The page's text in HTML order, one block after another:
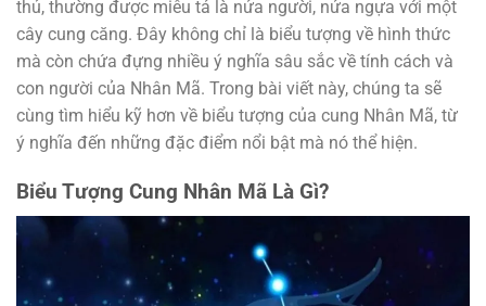
thủ, thường được miêu tả là nửa người, nửa ngựa với một
cây cung căng. Đây không chỉ là biểu tượng về hình thức
mà còn chứa đựng nhiều ý nghĩa sâu sắc về tính cách và
con người của Nhân Mã. Trong bài viết này, chúng ta sẽ
cùng tìm hiểu kỹ hơn về biểu tượng của cung Nhân Mã, từ
ý nghĩa đến những đặc điểm nổi bật mà nó thể hiện.
Biểu Tượng Cung Nhân Mã Là Gì?